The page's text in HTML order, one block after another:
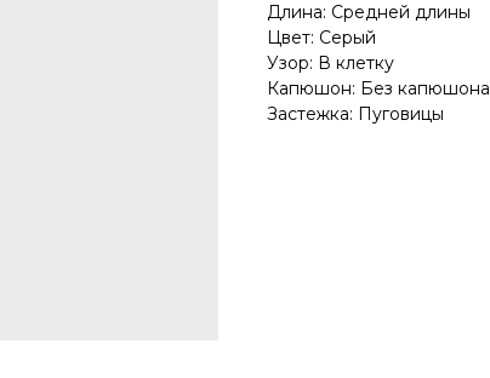
Длина: Средней длины
Цвет: Серый
Узор: В клетку
Капюшон: Без капюшона
Застежка: Пуговицы